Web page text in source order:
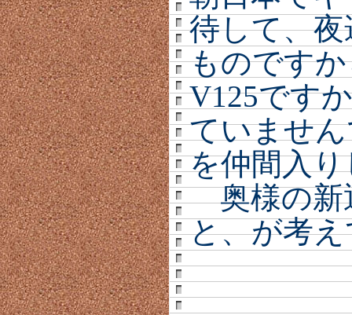
待して、
ものです
V125です
ていませ
を仲間入
奥様の新
と、が考